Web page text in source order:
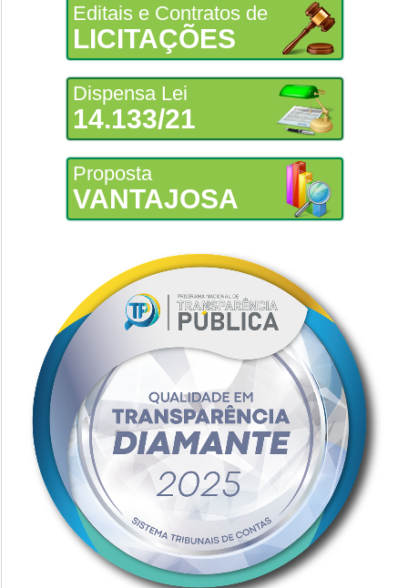
Editais e Contratos de
LICITAÇÕES
Dispensa Lei
14.133/21
Proposta
VANTAJOSA